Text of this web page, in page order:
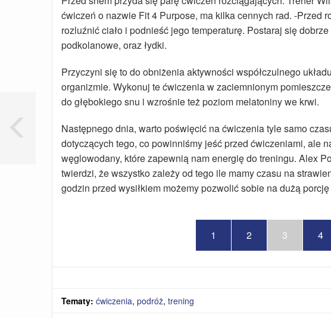
ćwiczeń o nazwie Fit 4 Purpose, ma kilka cennych rad. -Przed
rozluźnić ciało i podnieść jego temperaturę. Postaraj się
podkolanowe, oraz łydki.
Przyczyni się to do obniżenia aktywności współczulnego
organizmie. Wykonuj te ćwiczenia w zaciemnionym
do głębokiego snu i wzrośnie też poziom melatoniny we krwi.
Następnego dnia, warto poświęcić na ćwiczenia tyle samo
dotyczących tego, co powinniśmy jeść przed ćwiczeniami, ale
węglowodany, które zapewnią nam energię do treningu. Alex
twierdzi, że wszystko zależy od tego ile mamy czasu na
godzin przed wysiłkiem możemy pozwolić sobie na dużą
1 2 3 4
Tematy: ćwiczenia, podróż, trening